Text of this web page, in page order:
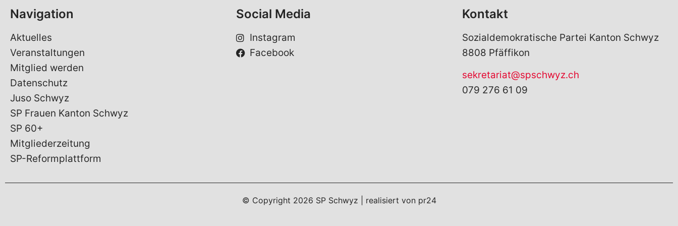
Navigation
Aktuelles
Veranstaltungen
Mitglied werden
Datenschutz
Juso Schwyz
SP Frauen Kanton Schwyz
SP 60+
Mitgliederzeitung
SP-Reformplattform
Social Media
Instagram
Facebook
Kontakt
Sozialdemokratische Partei Kanton Schwyz
8808 Pfäffikon
sekretariat@spschwyz.ch
079 276 61 09
© Copyright 2026 SP Schwyz | realisiert von pr24